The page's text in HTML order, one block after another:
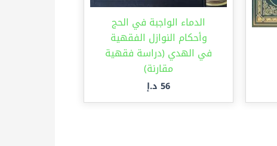
الدماء الواجبة في الحج
وأحكام النوازل الفقهية
في الهدي (دراسة فقهية
مقارنة)
56 د.إ